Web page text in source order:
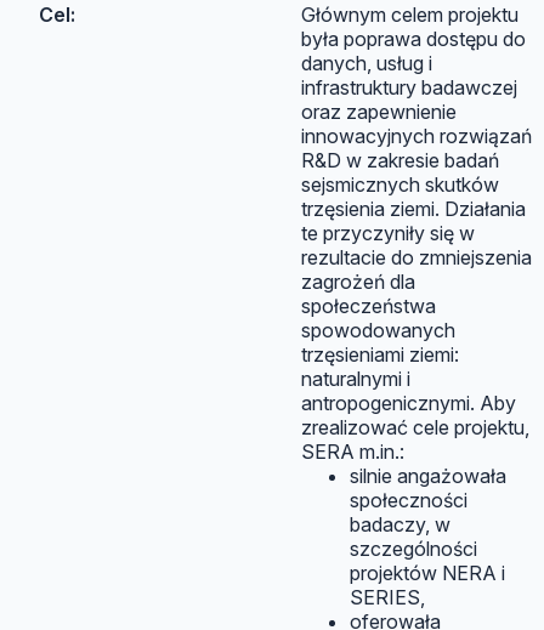
Cel:
Głównym celem projektu
była poprawa dostępu do
danych, usług i
infrastruktury badawczej
oraz zapewnienie
innowacyjnych rozwiązań
R&D w zakresie badań
sejsmicznych skutków
trzęsienia ziemi. Działania
te przyczyniły się w
rezultacie do zmniejszenia
zagrożeń dla
społeczeństwa
spowodowanych
trzęsieniami ziemi:
naturalnymi i
antropogenicznymi. Aby
zrealizować cele projektu,
SERA m.in.:
silnie angażowała
społeczności
badaczy, w
szczególności
projektów NERA i
SERIES,
oferowała